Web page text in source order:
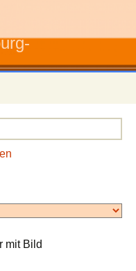
mit Bild